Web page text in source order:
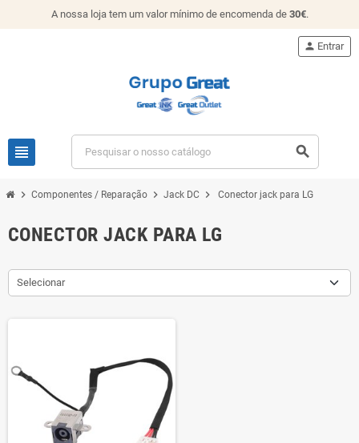
A nossa loja tem um valor mínimo de encomenda de 30€.
view_headline search
person Entrar
chevron_right Componentes / Reparação chevron_right Jack DC chevron_right Conector jack para LG
CONECTOR JACK PARA LG
Selecionar